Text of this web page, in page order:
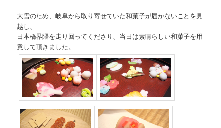
大雪のため、岐阜から取り寄せていた和菓子が届かないことを見
越し、
日本橋界隈を走り回ってくださり、当日は素晴らしい和菓子を用
意して頂きました。